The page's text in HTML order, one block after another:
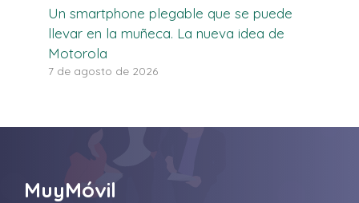
Un smartphone plegable que se puede
llevar en la muñeca. La nueva idea de
Motorola
7 de agosto de 2026
MuyMóvil